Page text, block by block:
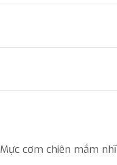
Mực cơm chiên mắm nhĩ